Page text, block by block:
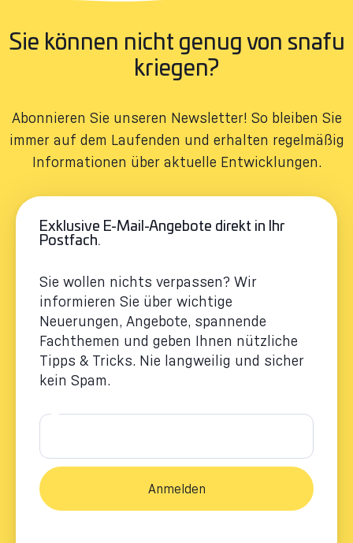
Sie können nicht genug von snafu
kriegen?
Abonnieren Sie unseren Newsletter! So bleiben Sie
immer auf dem Laufenden und erhalten regelmäßig
Informationen über aktuelle Entwicklungen.
Exklusive E-Mail-Angebote direkt in Ihr
Postfach.
Sie wollen nichts verpassen? Wir
informieren Sie über wichtige
Neuerungen, Angebote, spannende
Fachthemen und geben Ihnen nützliche
Tipps & Tricks. Nie langweilig und sicher
kein Spam.